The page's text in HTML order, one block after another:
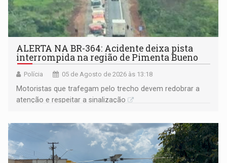
ALERTA NA BR-364: Acidente deixa pista
interrompida na região de Pimenta Bueno
Polícia 05 de Agosto de 2026 às 13:18
​Motoristas que trafegam pelo trecho devem redobrar a
atenção e respeitar a sinalização